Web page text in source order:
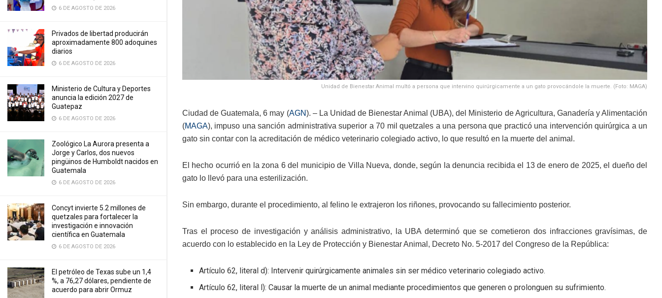
6 DE AGOSTO DE 2026
Privados de libertad producirán
aproximadamente 800 adoquines
diarios
6 DE AGOSTO DE 2026
Ministerio de Cultura y Deportes
anuncia la edición 2027 de
Guatepaz
6 DE AGOSTO DE 2026
Zoológico La Aurora presenta a
Jorge y Carlos, dos nuevos
pingüinos de Humboldt nacidos en
Guatemala
6 DE AGOSTO DE 2026
Concyt invierte 5.2 millones de
quetzales para fortalecer la
investigación e innovación
científica en Guatemala
6 DE AGOSTO DE 2026
El petróleo de Texas sube un 1,4
%, a 76,27 dólares, pendiente de
acuerdo para abrir Ormuz
Unidad de Bienestar Animal multó a persona que intervino quirúrgicamente a un gato provocándole la muerte. (Foto: MAGA)
Ciudad de Guatemala, 6 may (AGN). – La Unidad de Bienestar Animal (UBA), del Ministerio de Agricultura, Ganadería y Alimentación
(MAGA), impuso una sanción administrativa superior a 70 mil quetzales a una persona que practicó una intervención quirúrgica a un
gato sin contar con la acreditación de médico veterinario colegiado activo, lo que resultó en la muerte del animal.
El hecho ocurrió en la zona 6 del municipio de Villa Nueva, donde, según la denuncia recibida el 13 de enero de 2025, el dueño del
gato lo llevó para una esterilización.
Sin embargo, durante el procedimiento, al felino le extrajeron los riñones, provocando su fallecimiento posterior.
Tras el proceso de investigación y análisis administrativo, la UBA determinó que se cometieron dos infracciones gravísimas, de
acuerdo con lo establecido en la Ley de Protección y Bienestar Animal, Decreto No. 5-2017 del Congreso de la República:
Artículo 62, literal d): Intervenir quirúrgicamente animales sin ser médico veterinario colegiado activo.
Artículo 62, literal l): Causar la muerte de un animal mediante procedimientos que generen o prolonguen su sufrimiento.